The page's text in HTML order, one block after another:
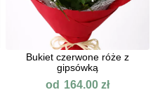
Bukiet czerwone róże z
gipsówką
od 164.00zł